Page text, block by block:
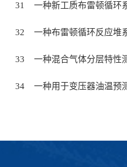
31 一种新工质布雷顿循环
32 一种布雷顿循环反应堆
33 一种混合气体分层特性
34 一种用于变压器油温预